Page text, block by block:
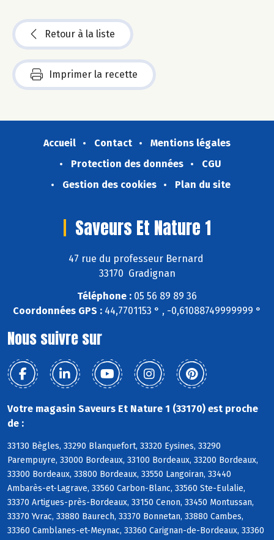
Retour à la liste
Imprimer la recette
Accueil Contact
Mentions légales
Protection des données
CGU
Gestion des cookies
Plan du site
Saveurs Et Nature 1
47 rue du professeur Bernard
33170 Gradignan
Téléphone : 05 56 89 89 36
Coordonnées GPS : 44,7701153 ° , -0,61088749999999 °
Nous suivre sur
Votre magasin Saveurs Et Nature 1 (33170) est proche
de :
33130 Bègles, 33290 Blanquefort, 33320 Eysines, 33290
Parempuyre, 33000 Bordeaux, 33100 Bordeaux, 33200 Bordeaux,
33300 Bordeaux, 33800 Bordeaux, 33550 Langoiran, 33440
Ambarès-et-Lagrave, 33560 Carbon-Blanc, 33560 Ste-Eulalie,
33370 Artigues-près-Bordeaux, 33150 Cenon, 33450 Montussan,
33370 Yvrac, 33880 Baurech, 33370 Bonnetan, 33880 Cambes,
33360 Camblanes-et-Meynac, 33360 Carignan-de-Bordeaux, 33360